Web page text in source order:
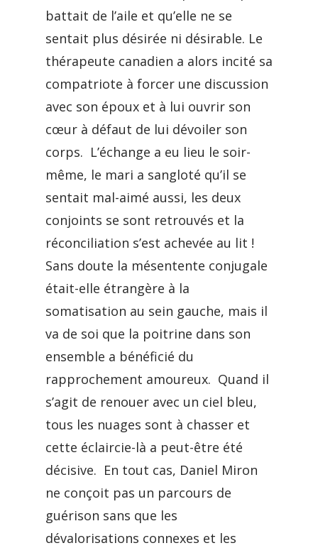
battait de l’aile et qu’elle ne se
sentait plus désirée ni désirable. Le
thérapeute canadien a alors incité sa
compatriote à forcer une discussion
avec son époux et à lui ouvrir son
cœur à défaut de lui dévoiler son
corps. L’échange a eu lieu le soir-
même, le mari a sangloté qu’il se
sentait mal-aimé aussi, les deux
conjoints se sont retrouvés et la
réconciliation s’est achevée au lit !
Sans doute la mésentente conjugale
était-elle étrangère à la
somatisation au sein gauche, mais il
va de soi que la poitrine dans son
ensemble a bénéficié du
rapprochement amoureux. Quand il
s’agit de renouer avec un ciel bleu,
tous les nuages sont à chasser et
cette éclaircie-là a peut-être été
décisive. En tout cas, Daniel Miron
ne conçoit pas un parcours de
guérison sans que les
dévalorisations connexes et les